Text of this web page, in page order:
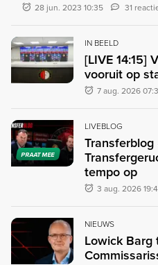
28 jun. 2023 10:35 31
IN BEELD
[LIVE 14:15]
vooruit op
7 aug. 2026
PRAAT MEE
LIVEBLOG
tempo op
3 aug. 2026
NIEUWS
Lowick Barg